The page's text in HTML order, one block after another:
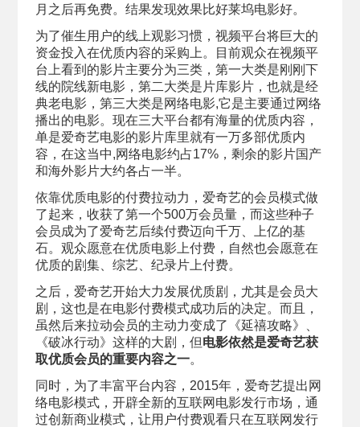
月之后再免费。结果发现效果比好莱坞电影好。
为了催生用户的线上观影习惯，视频平台将巨大的
资金投入在优质内容的采购上。目前观众在视频平
台上看到的影片主要分为三类，第一大类是刚刚下
线的院线新电影，第二大类是片库影片，也就是经
典老电影，第三大类是网络电影,它是主要通过网络
播出的电影。现在三大平台都有海量的优质内容，
单是爱奇艺电影的影片库里就有一万多部优质内
容，在这当中,网络电影约占17%，剩余的影片国产
和海外影片大约各占一半。
依靠优质电影的付费拉动力，爱奇艺的会员模式做
了起来，收获了第一个500万会员量，而这些种子
会员成为了爱奇艺后续付费迈向千万、上亿的基
石。观众愿意在优质电影上付费，自然也会愿意在
优质的剧集、综艺、纪录片上付费。
之后，爱奇艺开始大力发展优质剧，尤其是会员大
剧，这也是在电影付费模式成功后的决定。而且，
虽然后来拉动会员的主动力变成了《延禧攻略》、
《破冰行动》这样的大剧，但电影依然是爱奇艺获
取优质会员的重要内容之一。
同时，为了丰富平台内容，2015年，爱奇艺提出网
络电影模式，开辟全新的互联网电影发行市场，通
过创新商业模式，让用户付费观看只在互联网发行